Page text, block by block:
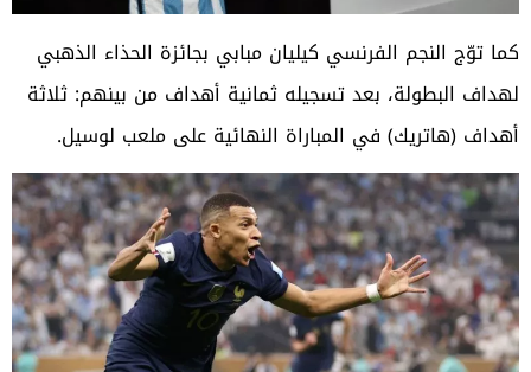
كما توّج النجم الفرنسي كيليان مبابي بجائزة الحذاء الذهبي
لهداف البطولة، بعد تسجيله ثمانية أهداف من بينهم: ثلاثة
أهداف (هاتريك) في المباراة النهائية على ملعب لوسيل.